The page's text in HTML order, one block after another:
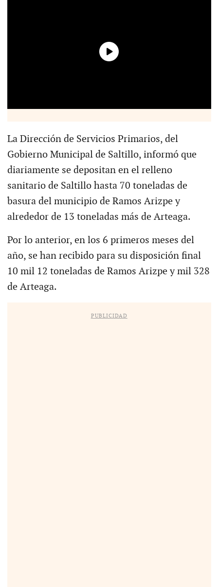
La Dirección de Servicios Primarios, del
Gobierno Municipal de Saltillo, informó que
diariamente se depositan en el relleno
sanitario de Saltillo hasta 70 toneladas de
basura del municipio de Ramos Arizpe y
alrededor de 13 toneladas más de Arteaga.
Por lo anterior, en los 6 primeros meses del
año, se han recibido para su disposición final
10 mil 12 toneladas de Ramos Arizpe y mil 328
de Arteaga.
PUBLICIDAD